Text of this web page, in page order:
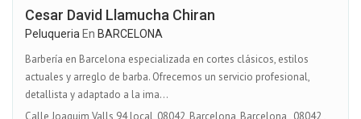
Cesar David Llamucha Chiran
Peluqueria En BARCELONA
Barbería en Barcelona especializada en cortes clásicos, estilos
actuales y arreglo de barba. Ofrecemos un servicio profesional,
detallista y adaptado a la ima...
Calle Joaquim Valls 94 local, 08042, Barcelona, Barcelona , 08042 ,